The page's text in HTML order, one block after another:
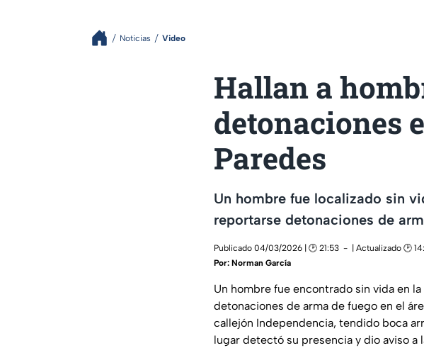
Noticias Video
Hallan a
detonaciones
Paredes
Un hombre fue localizado sin
reportarse detonaciones de
Publicado 04/03/2026 | 🕑 21:53
| Actualizado 🕑
Por: Norman García
Un hombre fue encontrado sin vida en
detonaciones de arma de fuego en el
callejón Independencia, tendido boca
lugar detectó su presencia y dio aviso